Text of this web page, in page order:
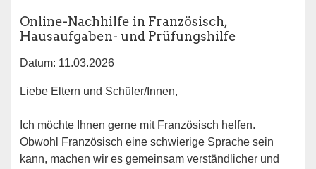
Online-Nachhilfe in Französisch,
Hausaufgaben- und Prüfungshilfe
Datum: 11.03.2026
Liebe Eltern und Schüler/Innen,
Ich möchte Ihnen gerne mit Französisch helfen.
Obwohl Französisch eine schwierige Sprache sein
kann, machen wir es gemeinsam verständlicher und